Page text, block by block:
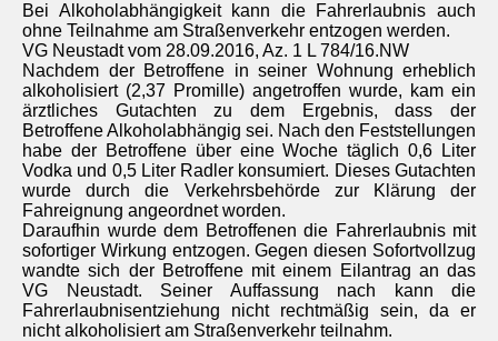
Bei Alkoholabhängigkeit kann die Fahrerlaubnis auch
ohne Teilnahme am Straßenverkehr entzogen werden.
VG Neustadt vom 28.09.2016, Az. 1 L 784/16.NW
Nachdem der Betroffene in seiner Wohnung erheblich
alkoholisiert (2,37 Promille) angetroffen wurde, kam ein
ärztliches Gutachten zu dem Ergebnis, dass der
Betroffene Alkoholabhängig sei. Nach den Feststellungen
habe der Betroffene über eine Woche täglich 0,6 Liter
Vodka und 0,5 Liter Radler konsumiert. Dieses Gutachten
wurde durch die Verkehrsbehörde zur Klärung der
Fahreignung angeordnet worden.
Daraufhin wurde dem Betroffenen die Fahrerlaubnis mit
sofortiger Wirkung entzogen. Gegen diesen Sofortvollzug
wandte sich der Betroffene mit einem Eilantrag an das
VG Neustadt. Seiner Auffassung nach kann die
Fahrerlaubnisentziehung nicht rechtmäßig sein, da er
nicht alkoholisiert am Straßenverkehr teilnahm.